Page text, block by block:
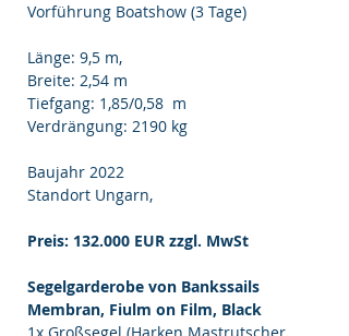
Vorführung Boatshow (3 Tage)
Länge: 9,5 m,
Breite: 2,54 m
Tiefgang: 1,85/0,58 m
Verdrängung: 2190 kg
Baujahr 2022
Standort Ungarn,
Preis: 132.000 EUR zzgl. MwSt
Segelgarderobe von Bankssails
Membran, Fiulm on Film, Black